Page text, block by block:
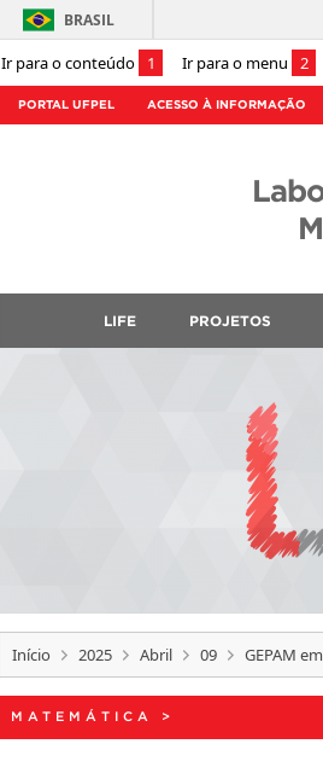
Ir para o conteúdo 1 Ir para o menu 2
BRASIL
PORTAL UFPEL ACESSO À INFORMAÇÃO
LIFE PROJETOS
Início 2025 Abril 09 GEPAM
MATEMÁTICA >